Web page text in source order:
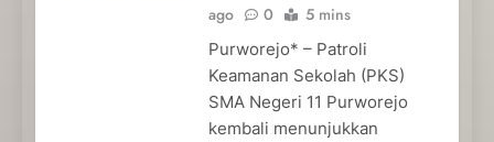
ago
0 5 mins
Purworejo* – Patroli
Keamanan Sekolah (PKS)
SMA Negeri 11 Purworejo
kembali menunjukkan